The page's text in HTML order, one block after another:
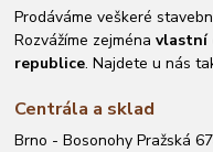
Prodáváme veškeré
Rozvážíme zejménavlastní
republice. Najdete u nás
Centrála a sklad
Brno - Bosonohy Pražská